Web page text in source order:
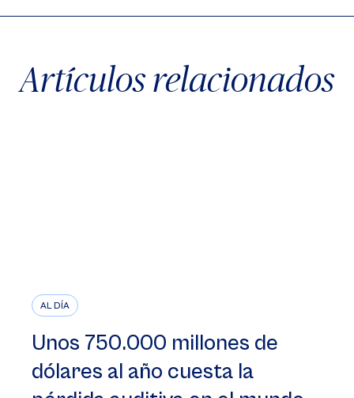
Artículos relacionados
AL DÍA
Unos 750.000 millones de
dólares al año cuesta la